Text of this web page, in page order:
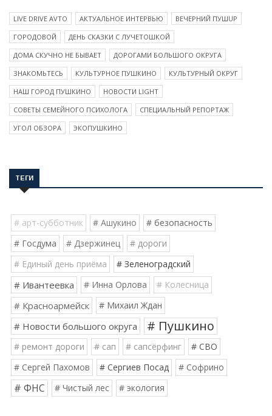
LIVE DRIVE AVTO АКТУАЛЬНОЕ ИНТЕРВЬЮ
ВЕЧЕРНИЙ ПУШUP
ГОРОДОВОЙ
ДЕНЬ СКАЗКИ С ЛУЧЕТОШКОЙ
ДОМА СКУЧНО НЕ БЫВАЕТ
ДОРОГАМИ БОЛЬШОГО ОКРУГА
ЗНАКОМЬТЕСЬ
КУЛЬТУРНОЕ ПУШКИНО
КУЛЬТУРНЫЙ ОКРУГ
НАШ ГОРОД ПУШКИНО
НОВОСТИ LIGHT
СОВЕТЫ СЕМЕЙНОГО ПСИХОЛОГА
СПЕЦИАЛЬНЫЙ РЕПОРТАЖ
УГОЛ ОБЗОРА
ЭКОПУШКИНО
ТЕГИ
# арт-субботник # Ашукино
# безопасность
# Госдума
# Дзержинец
# дороги
# Единый день приёма
# Зеленоградский
# Ивантеевка # Инна Орлова # Колесница
# Красноармейск # Михаил Ждан
# Новости большого округа # Пушкино
# ремонт дороги # сап # сапсёрфинг
# СВО
# Сергей Пахомов
# Сергиев Посад # Софрино
# ФНС # Чистый лес # экология